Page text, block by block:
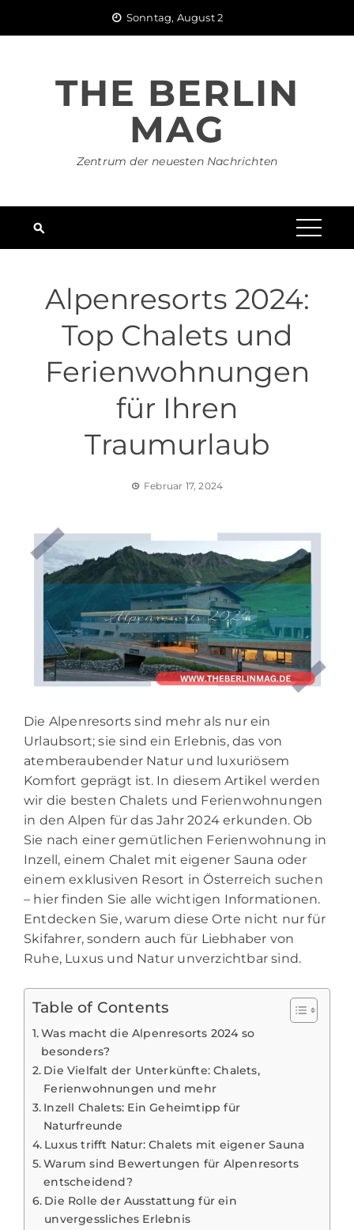
Sonntag, August 2
THE BERLIN
MAG
Zentrum der neuesten Nachrichten
Alpenresorts 2024:
Top Chalets und
Ferienwohnungen
für Ihren
Traumurlaub
Februar 17, 2024
Die Alpenresorts sind mehr als nur ein
Urlaubsort; sie sind ein Erlebnis, das von
atemberaubender Natur und luxuriösem
Komfort geprägt ist. In diesem Artikel werden
wir die besten Chalets und Ferienwohnungen
in den Alpen für das Jahr 2024 erkunden. Ob
Sie nach einer gemütlichen Ferienwohnung in
Inzell, einem Chalet mit eigener Sauna oder
einem exklusiven Resort in Österreich suchen
– hier finden Sie alle wichtigen Informationen.
Entdecken Sie, warum diese Orte nicht nur für
Skifahrer, sondern auch für Liebhaber von
Ruhe, Luxus und Natur unverzichtbar sind.
Table of Contents
Was macht die Alpenresorts 2024 so
besonders?
Die Vielfalt der Unterkünfte: Chalets,
Ferienwohnungen und mehr
Inzell Chalets: Ein Geheimtipp für
Naturfreunde
Luxus trifft Natur: Chalets mit eigener Sauna
Warum sind Bewertungen für Alpenresorts
entscheidend?
Die Rolle der Ausstattung für ein
unvergessliches Erlebnis